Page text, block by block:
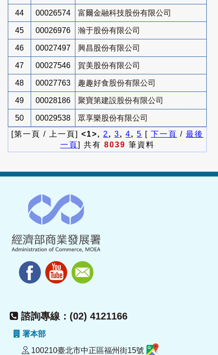
44 00026574 富爾金融科技股份有限公司
45 00026976 瀚于股份有限公司
46 00027497 興昌股份有限公司
47 00027546 賀美股份有限公司
48 00027763 趣趣好食股份有限公司
49 00028186 聚寶第建設股份有限公司
50 00029538
眾享樂股份有限公司
[第一頁 / 上一頁] <1>, 2 , 3, 4, 5 [ 下一頁 / 最後
一頁] 共有 8039 筆資料
諮詢專線：(02) 4121166
署本部
100210臺北市中正區福州街15號